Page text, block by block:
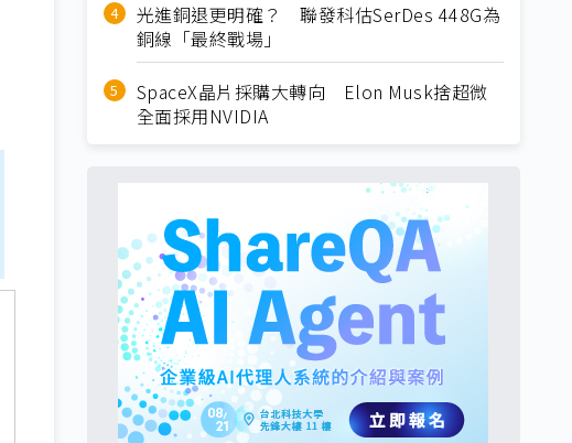
光進銅退更明確？ 聯發科估SerDes 448G為
銅線「最終戰場」
SpaceX晶片採購大轉向 Elon Musk捨超微
全面採用NVIDIA